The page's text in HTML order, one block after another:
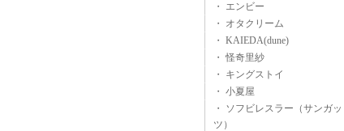
・ エンビー
・ オタクリーム
・ KAIEDA(dune)
・ 怪奇里紗
・ キングストイ
・ 小夏屋
・ ソフビレスラー（サンガッ
ツ）